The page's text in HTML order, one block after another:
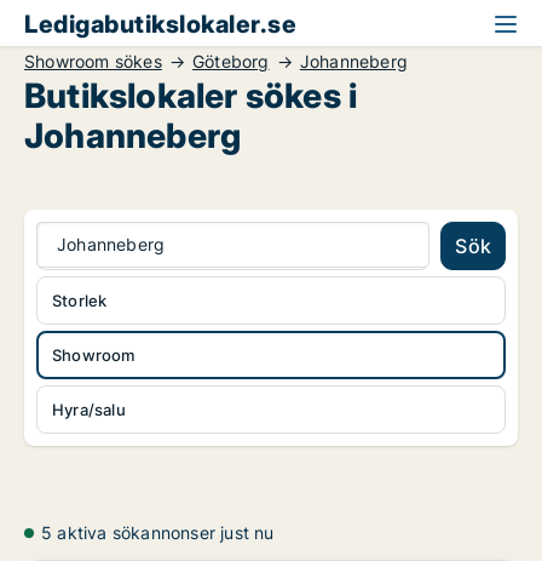
Ledigabutikslokaler.se
Showroom sökes Göteborg Johanneberg
Butikslokaler sökes i
Johanneberg
Johanneberg Sök
Showroom
Hyra/salu
Storlek
5 aktiva sökannonser just nu